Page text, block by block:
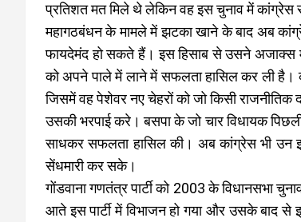
प्रतिशत मत मिले थे लेकिन वह इस चुनाव में कांग्रेस
महागठबंधन के मामले में झटका खाने के बाद अब
फायदेमंद हो सकते हैं। इस हिसाब से उसने अजाक्स
को अपने पाले में लाने में सफलता हासिल कर ली है।
जिसमें वह पेशेवर नए चेहरों को जो किसी
उसकी भरपाई करे। बसपा के जो चार विधायक
साधकर सफलता हासिल की। अब कांग्रेस भी उन
सेंधमारी कर सके।
गोंडवाना गणतंत्र पार्टी को 2003 के
आते इस पार्टी में विभाजन हो गया और उसके बाद से